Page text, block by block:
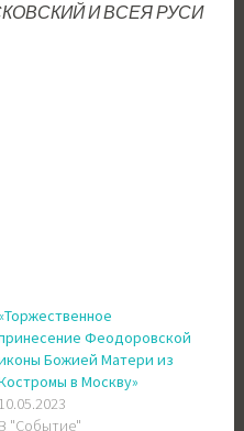
И ВСЕЯ РУСИ
«Торжественное
Феодоровской
Божией Матери из
в Москву»
10.05.2023
В "Событие"